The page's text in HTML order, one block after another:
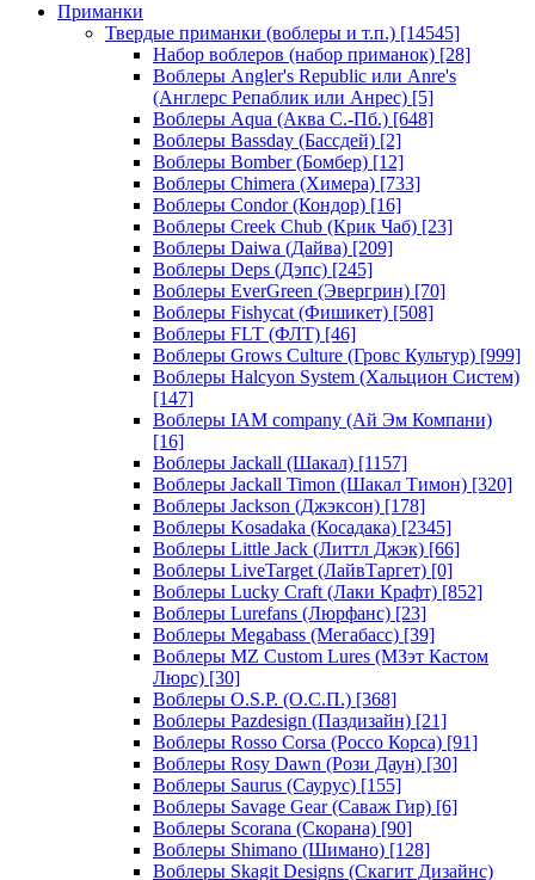
Приманки
Твердые приманки (воблеры и т.п.) [14545]
Набор воблеров (набор приманок) [28]
Воблеры Angler's Republic или Anre's
(Англерс Репаблик или Анрес) [5]
Воблеры Aqua (Аква С.-Пб.) [648]
Воблеры Bassday (Бассдей) [2]
Воблеры Bomber (Бомбер) [12]
Воблеры Chimera (Химера) [733]
Воблеры Condor (Кондор) [16]
Воблеры Creek Chub (Крик Чаб) [23]
Воблеры Daiwa (Дайва) [209]
Воблеры Deps (Дэпс) [245]
Воблеры EverGreen (Эвергрин) [70]
Воблеры Fishycat (Фишикет) [508]
Воблеры FLT (ФЛТ) [46]
Воблеры Grows Culture (Гровс Культур) [999]
Воблеры Halcyon System (Хальцион Систем)
[147]
Воблеры IAM company (Ай Эм Компани)
[16]
Воблеры Jackall (Шакал) [1157]
Воблеры Jackall Timon (Шакал Тимон) [320]
Воблеры Jackson (Джэксон) [178]
Воблеры Kosadaka (Косадака) [2345]
Воблеры Little Jack (Литтл Джэк) [66]
Воблеры LiveTarget (ЛайвТаргет) [0]
Воблеры Lucky Craft (Лаки Крафт) [852]
Воблеры Lurefans (Люрфанс) [23]
Воблеры Megabass (Мегабасс) [39]
Воблеры MZ Custom Lures (МЗэт Кастом
Люрс) [30]
Воблеры O.S.P. (О.С.П.) [368]
Воблеры Pazdesign (Паздизайн) [21]
Воблеры Rosso Corsa (Россо Корса) [91]
Воблеры Rosy Dawn (Рози Даун) [30]
Воблеры Saurus (Саурус) [155]
Воблеры Savage Gear (Саваж Гир) [6]
Воблеры Scorana (Скорана) [90]
Воблеры Shimano (Шимано) [128]
Воблеры Skagit Designs (Скагит Дизайнс)